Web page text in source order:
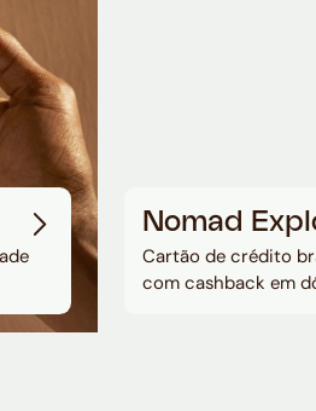
Nomad
Cartão de crédito
com cashback em